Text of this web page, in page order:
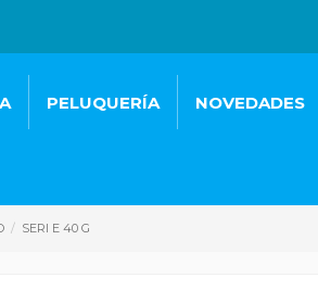
PELUQUERÍA NOVEDADES
SERI E 40 G